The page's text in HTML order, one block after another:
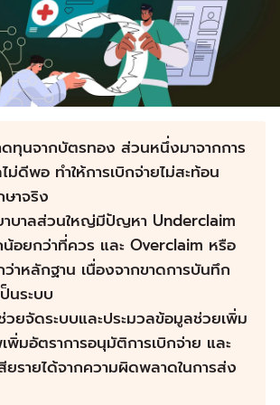
ทุนจากบัตรทอง ส่วนหนึ่งมาจากการ
ม่ดีพอ ทำให้การเบิกจ่ายไม่สะท้อน
าจริง
าบาลส่วนใหญ่มีปัญหา Underclaim
น้อยกว่าที่ควร และ Overclaim หรือ
ว่าหลักฐาน เนื่องจากขาดการบันทึก
นระบบ
วยจัดระบบและประมวลข้อมูลช่วยเพิ่ม
พิ่มอัตราการอนุมัติการเบิกจ่าย และ
รายได้จากความผิดพลาดในการส่ง